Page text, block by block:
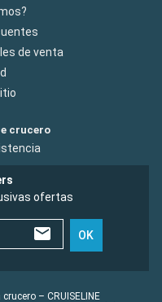
de venta
crucero
ofertas
OK
– CRUISELINE